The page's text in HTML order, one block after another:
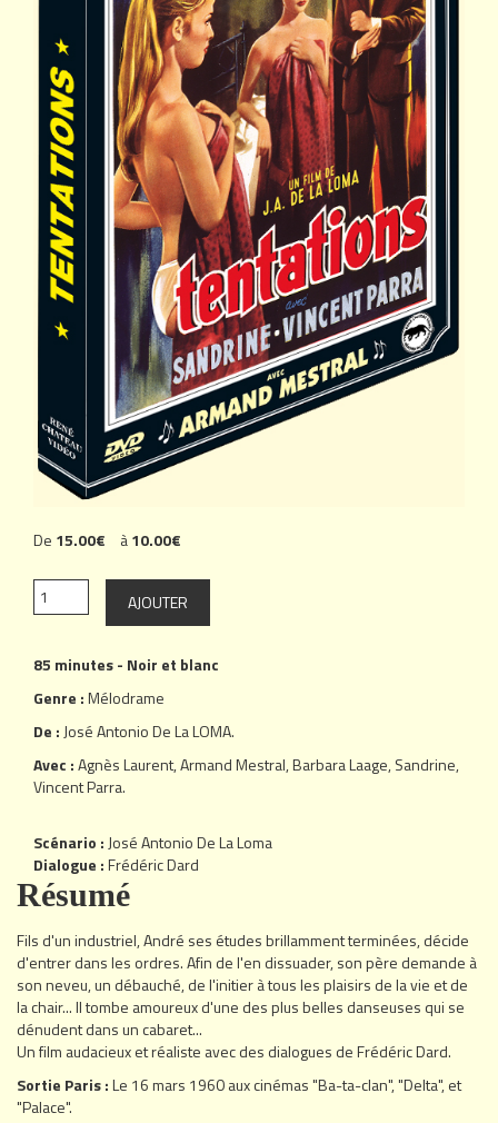
De 15.00€ à10.00€
85 minutes - Noir et blanc
Genre :Mélodrame
De : José Antonio De La LOMA.
Avec :Agnès Laurent,Armand Mestral,Barbara Laage,Sandrine,
Vincent Parra.
Scénario : José Antonio De La Loma
Dialogue :Frédéric Dard
Résumé
Fils d'un industriel, André ses études brillamment terminées, décide
d'entrer dans les ordres. Afin de l'en dissuader, son père demande à
son neveu, un débauché, de l'initier à tous les plaisirs de la vie et de
la chair... Il tombe amoureux d'une des plus belles danseuses qui se
dénudent dans un cabaret...
Un film audacieux et réaliste avec des dialogues de Frédéric Dard.
Sortie Paris :Le 16 mars 1960 aux cinémas "Ba-ta-clan", "Delta", et
"Palace".